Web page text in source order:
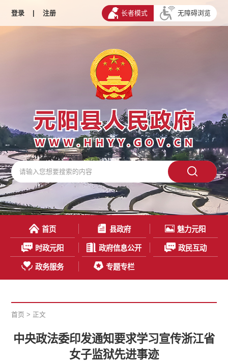
登录 | 注册 长者模式 无障碍浏览
首页 县政府 魅力元阳
时政元阳 政府信息公开 政民互动
政务服务 专题专栏
首页 > 正文
中央政法委印发通知要求学习宣传浙江省
女子监狱先进事迹